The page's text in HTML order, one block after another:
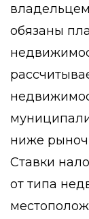
обязаны
ниже
Ставки
от типа